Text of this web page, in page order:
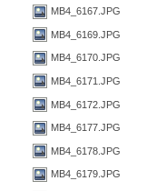
MB4_6167.JPG
MB4_6169.JPG
MB4_6170.JPG
MB4_6171.JPG
MB4_6172.JPG
MB4_6177.JPG
MB4_6178.JPG
MB4_6179.JPG